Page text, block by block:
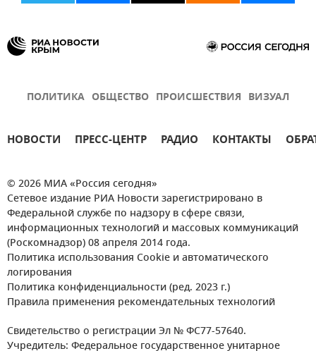
ПОЛИТИКА ОБЩЕСТВО ПРОИСШЕСТВИЯ ВИЗУАЛ
НОВОСТИ ПРЕСС-ЦЕНТР РАДИО КОНТАКТЫ
© 2026 МИА «Россия сегодня»
Сетевое издание РИА Новости зарегистрировано в
Федеральной службе по надзору в сфере связи,
информационных технологий и массовых коммуникаций
(Роскомнадзор) 08 апреля 2014 года.
Политика использования Cookie и автоматического
логирования
Политика конфиденциальности (ред. 2023 г.)
Правила применения рекомендательных технологий
Свидетельство о регистрации Эл № ФС77-57640.
Учредитель: Федеральное государственное унитарное